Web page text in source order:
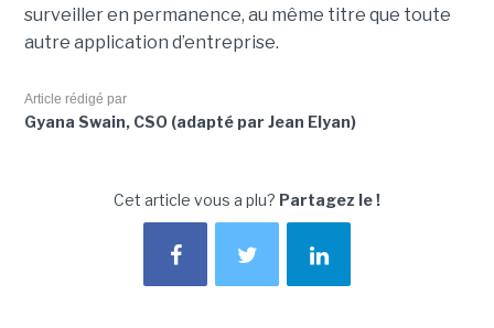
surveiller en permanence, au même titre que toute
autre application d’entreprise.
Article rédigé par
Gyana Swain, CSO (adapté par Jean Elyan)
Cet article vous a plu? Partagez le !